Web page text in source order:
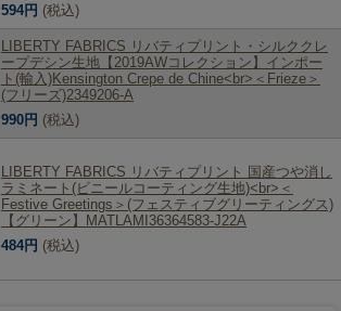
594円 (税込)
LIBERTY FABRICS リバティプリント・シルククレ
ープデシン生地【2019AWコレクション】インポー
ト(輸入)Kensington Crepe de Chine<br>＜Frieze＞
(フリーズ)2349206-A
990円 (税込)
LIBERTY FABRICS リバティプリント 国産つや消し
ラミネート(ビニールコーティング生地)<br>＜
Festive Greetings＞(フェスティブグリーティングス)
【グリーン】MATLAMI36364583-J22A
484円 (税込)